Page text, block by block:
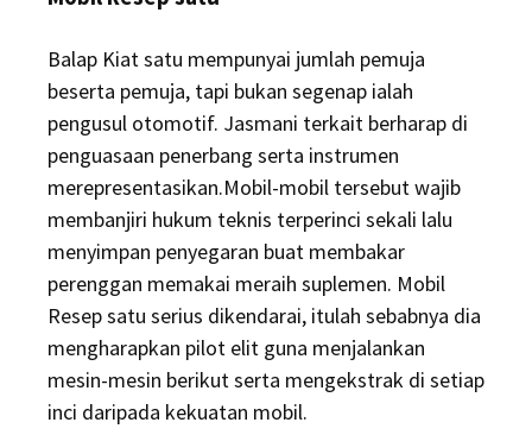
Balap Kiat satu mempunyai jumlah pemuja
beserta pemuja, tapi bukan segenap ialah
pengusul otomotif. Jasmani terkait berharap di
penguasaan penerbang serta instrumen
merepresentasikan.Mobil-mobil tersebut wajib
membanjiri hukum teknis terperinci sekali lalu
menyimpan penyegaran buat membakar
perenggan memakai meraih suplemen. Mobil
Resep satu serius dikendarai, itulah sebabnya dia
mengharapkan pilot elit guna menjalankan
mesin-mesin berikut serta mengekstrak di setiap
inci daripada kekuatan mobil.